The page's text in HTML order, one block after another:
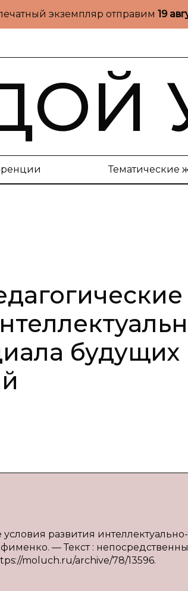
экземпляр отправим 19
Тематические
будущих
развития интеллектуально-
— Текст :
moluch.ru/archive/78/13596.